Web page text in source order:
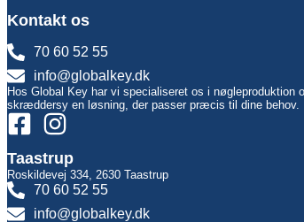
Kontakt os
70 60 52 55
info@globalkey.dk
Hos Global Key har vi specialiseret os i
skræddersy en løsning, der passer præcis til dine behov.
Taastrup
Roskildevej 334, 2630 Taastrup
70 60 52 55
info@globalkey.dk